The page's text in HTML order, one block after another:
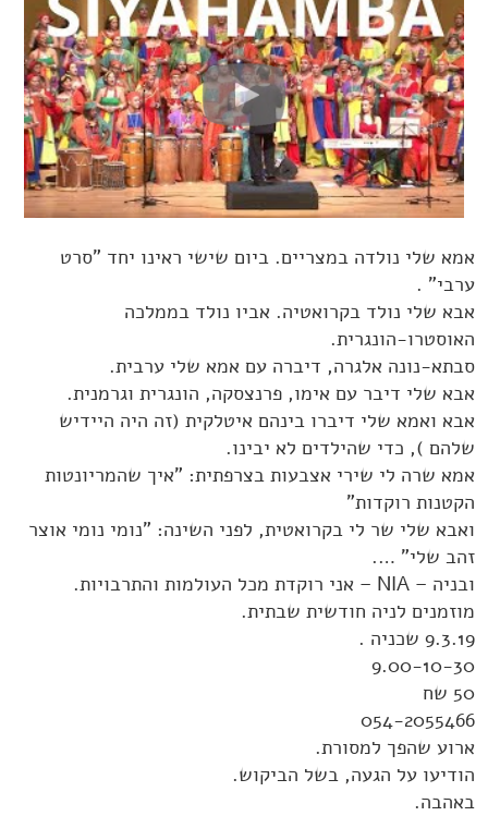
אמא שלי נולדה במצריים. ביום שישי ראינו יחד "סרט
ערבי" .
אבא שלי נולד בקרואטיה. אביו נולד בממלכה
האוסטרו-הונגרית.
סבתא-נונה אלגרה, דיברה עם אמא שלי ערבית.
אבא שלי דיבר עם אימו, פרנצסקה, הונגרית וגרמנית.
אבא ואמא שלי דיברו בינהם איטלקית (זה היה היידיש
שלהם ), כדי שהילדים לא יבינו.
אמא שרה לי שירי אצבעות בצרפתית: "איך שהמריונטות
הקטנות רוקדות"
ואבא שלי שר לי בקרואטית, לפני השינה: "נומי נומי אוצר
זהב שלי" ….
ובניה – NIA – אני רוקדת מכל העולמות והתרבויות.
מוזמנים לניה חודשית שבתית.
9.3.19 שכניה .
9.00-10-30
50 שח
054-2055466
ארוע שהפך למסורת.
הודיעו על הגעה, בשל הביקוש.
באהבה.